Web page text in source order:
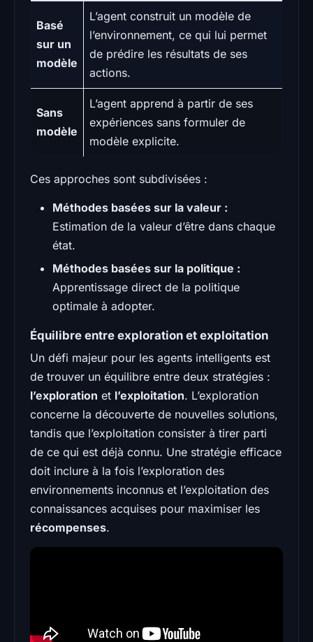
Basé
sur un
modèle
L’agent construit un modèle de
l’environnement, ce qui lui permet
de prédire les résultats de ses
actions.
Sans
modèle
L’agent apprend à partir de ses
expériences sans formuler de
modèle explicite.
Ces approches sont subdivisées :
Méthodes basées sur la valeur :
Estimation de la valeur d’être dans chaque
état.
Méthodes basées sur la politique :
Apprentissage direct de la politique
optimale à adopter.
Équilibre entre exploration et exploitation
Un défi majeur pour les agents intelligents est
de trouver un équilibre entre deux stratégies :
l’exploration et l’exploitation. L’exploration
concerne la découverte de nouvelles solutions,
tandis que l’exploitation consister à tirer parti
de ce qui est déjà connu. Une stratégie efficace
doit inclure à la fois l’exploration des
environnements inconnus et l’exploitation des
connaissances acquises pour maximiser les
récompenses.